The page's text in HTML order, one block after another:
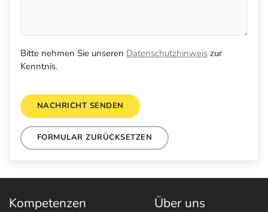
Bitte nehmen Sie unseren Datenschutzhinweis zur
Kenntnis.
NACHRICHT SENDEN
FORMULAR ZURÜCKSETZEN
Kompetenzen Über uns